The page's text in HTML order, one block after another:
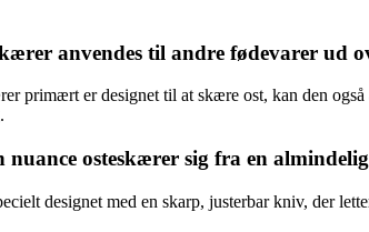
anvendes til andre fødevarer ud
primært er designet til at skære ost, kan den
nuance osteskærer sig fra en
designet med en skarp, justerbar kniv, der